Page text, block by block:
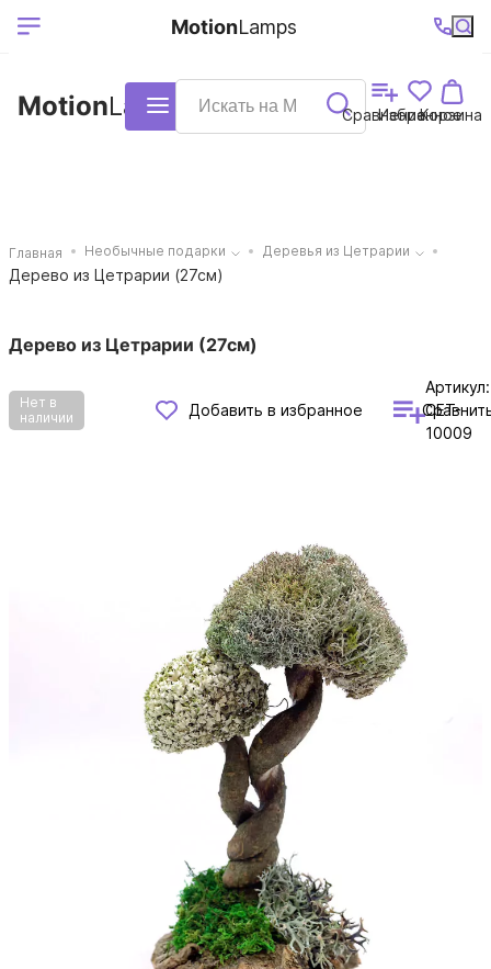
Ваш регион
Выберите ваш
+7 (495)740-
38-68
График
работы
MotionLamps Каталог Сравнение
Избранное
Корзина
MotionLamps
Главная Необычные подарки Деревья из Цетрарии
Дерево из Цетрарии (27см)
Дерево из Цетрарии (27см)
Нет в
наличии
Добавить в избранное
Артикул:
CET-
10009